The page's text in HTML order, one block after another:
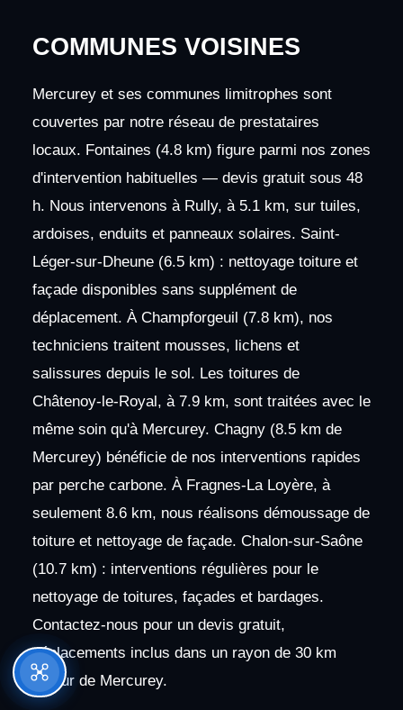
COMMUNES VOISINES
Mercurey et ses communes limitrophes sont
couvertes par notre réseau de prestataires
locaux. Fontaines (4.8 km) figure parmi nos zones
d'intervention habituelles — devis gratuit sous 48
h. Nous intervenons à Rully, à 5.1 km, sur tuiles,
ardoises, enduits et panneaux solaires. Saint-
Léger-sur-Dheune (6.5 km) : nettoyage toiture et
façade disponibles sans supplément de
déplacement. À Champforgeuil (7.8 km), nos
techniciens traitent mousses, lichens et
salissures depuis le sol. Les toitures de
Châtenoy-le-Royal, à 7.9 km, sont traitées avec le
même soin qu'à Mercurey. Chagny (8.5 km de
Mercurey) bénéficie de nos interventions rapides
par perche carbone. À Fragnes-La Loyère, à
seulement 8.6 km, nous réalisons démoussage de
toiture et nettoyage de façade. Chalon-sur-Saône
(10.7 km) : interventions régulières pour le
nettoyage de toitures, façades et bardages.
Contactez-nous pour un devis gratuit,
déplacements inclus dans un rayon de 30 km
autour de Mercurey.